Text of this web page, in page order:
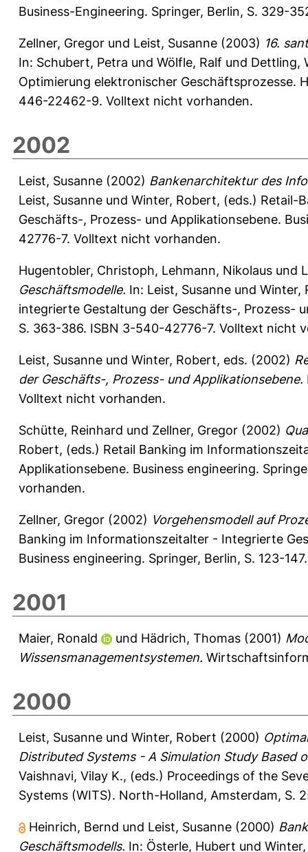
Business-Engineering. Springer, Berlin, S. 329-
Zellner, Gregor und Leist, Susanne (2003) 16.
In: Schubert, Petra und Wölfle, Ralf und Dettling,
Optimierung elektronischer Geschäftsprozesse.
446-22462-9. Volltext nicht vorhanden.
2002
Leist, Susanne (2002) Bankenarchitektur des
Leist, Susanne und Winter, Robert, (eds.) Retail-
Geschäfts-, Prozess- und Applikationsebene.
42776-7. Volltext nicht vorhanden.
Hugentobler, Christoph, Lehmann, Nikolaus und
Geschäftsmodelle. In: Leist, Susanne und Winter,
integrierte Gestaltung der Geschäfts-, Prozess-
S. 363-386. ISBN 3-540-42776-7. Volltext nicht
Leist, Susanne und Winter, Robert, eds. (2002)
der Geschäfts-, Prozess- und Applikationsebene.
Volltext nicht vorhanden.
Schütte, Reinhard und Zellner, Gregor (2002)
Robert, (eds.) Retail Banking im
Applikationsebene. Business engineering.
vorhanden.
Zellner, Gregor (2002) Vorgehensmodell auf
Banking im Informationszeitalter - Integrierte
Business engineering. Springer, Berlin, S. 123-
2001
Maier, Ronald und Hädrich, Thomas (2001)
Wissensmanagementsystemen.
2000
Leist, Susanne und Winter, Robert (2000)
Distributed Systems - A Simulation Study Based
Vaishnavi, Vilay K., (eds.) Proceedings of the
Systems (WITS). North-Holland, Amsterdam, S.
Heinrich, Bernd und Leist, Susanne (2000)
Geschäftsmodells. In: Österle, Hubert und